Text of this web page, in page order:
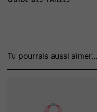
Tu pourrais aussi aimer...